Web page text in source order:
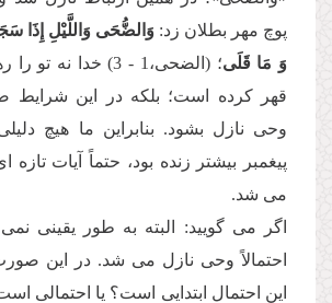
پوچ مهر بطلان زد: وَالضُّحَى وَاللَّیْلِ إِذَا
وَ مَا قَلَى
؛ (الضحى،1 - 3) خدا نه
قهر كرده است؛ بلكه در این شرایط
وحى نازل بشود. بنابراین ما هیچ
پیغمبر بیشتر زنده بود، حتماً آیات تازه
مى شد.
اگر مى گویید: البته به طور یقینى
احتمالاً وحى نازل مى شد. در این
این احتمالِ ابتدایى است؟ یا احتمالى